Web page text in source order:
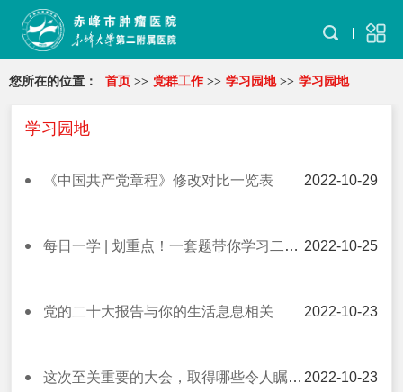
您所在的位置： 首页 >> 党群工作 >> 学习园地>> 学习园地
学习园地
2022-10-29
《中国共产党章程》修改对比一览表
2022-10-25
每日一学 | 划重点！一套题带你学习二十大报告
2022-10-23
党的二十大报告与你的生活息息相关
2022-10-23
这次至关重要的大会，取得哪些令人瞩目的重要成果？